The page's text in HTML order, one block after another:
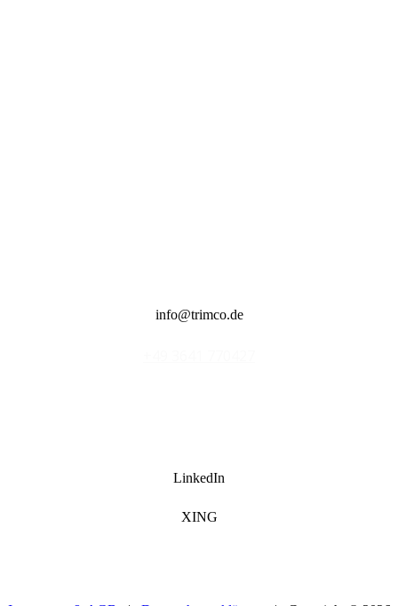
info@trimco.de
LinkedIn
XING